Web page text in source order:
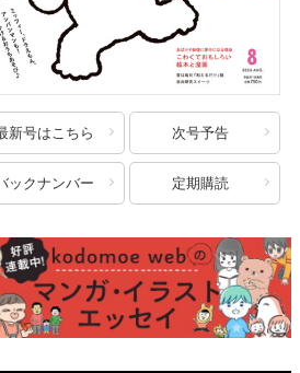
新号はこちら 次号予告
ックナンバー 定期購読